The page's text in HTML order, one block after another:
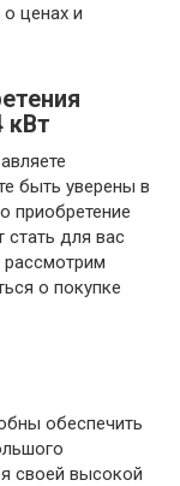
ценах и
кВт
быть уверены в
приобретение
для вас
о покупке
обеспечить
своей высокой